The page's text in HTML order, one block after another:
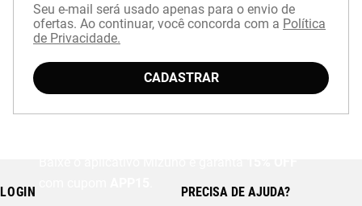
Seu e-mail será usado apenas para o envio de
ofertas. Ao continuar, você concorda com a Política
de Privacidade.
CADASTRAR
LOGIN
PRECISA DE AJUDA?